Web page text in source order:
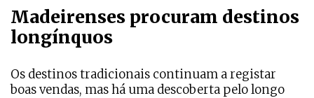
Madeirenses procuram destinos
longínquos
Os destinos tradicionais continuam a registar
boas vendas, mas há uma descoberta pelo longo